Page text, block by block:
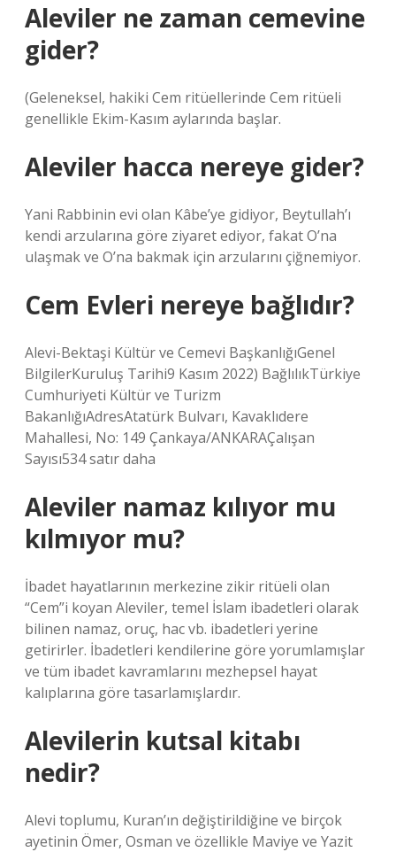
Aleviler ne zaman cemevine
gider?
(Geleneksel, hakiki Cem ritüellerinde Cem ritüeli
genellikle Ekim-Kasım aylarında başlar.
Aleviler hacca nereye gider?
Yani Rabbinin evi olan Kâbe’ye gidiyor, Beytullah’ı
kendi arzularına göre ziyaret ediyor, fakat O’na
ulaşmak ve O’na bakmak için arzularını çiğnemiyor.
Cem Evleri nereye bağlıdır?
Alevi-Bektaşi Kültür ve Cemevi BaşkanlığıGenel
BilgilerKuruluş Tarihi9 Kasım 2022) BağlılıkTürkiye
Cumhuriyeti Kültür ve Turizm
BakanlığıAdresAtatürk Bulvarı, Kavaklıdere
Mahallesi, No: 149 Çankaya/ANKARAÇalışan
Sayısı534 satır daha
Aleviler namaz kılıyor mu
kılmıyor mu?
İbadet hayatlarının merkezine zikir ritüeli olan
“Cem”i koyan Aleviler, temel İslam ibadetleri olarak
bilinen namaz, oruç, hac vb. ibadetleri yerine
getirirler. İbadetleri kendilerine göre yorumlamışlar
ve tüm ibadet kavramlarını mezhepsel hayat
kalıplarına göre tasarlamışlardır.
Alevilerin kutsal kitabı
nedir?
Alevi toplumu, Kuran’ın değiştirildiğine ve birçok
ayetinin Ömer, Osman ve özellikle Maviye ve Yazit